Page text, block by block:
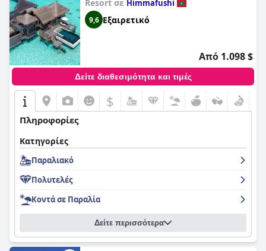
Resort σε Himmafushi
9,6 Εξαιρετικό
Από 1.098 $
Δείτε διαθεσιμότητα και τιμές
$
Πληροφορίες
Κατηγορίες
Παραλιακό
Πολυτελές
Κοντά σε Παραλία
Δείτε περισσότερα